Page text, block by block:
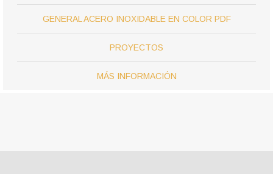
GENERAL ACERO INOXIDABLE EN COLOR PDF
PROYECTOS
MÁS INFORMACIÓN